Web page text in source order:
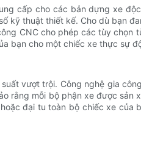
cấp cho các bản dựng xe
kỹ thuật thiết kế. Cho dù bạn
CNC cho phép các tùy chọn
bạn cho một chiếc xe thực sự
vượt trội. Công nghệ gia
rằng mỗi bộ phận xe được sản
đại tu toàn bộ chiếc xe của